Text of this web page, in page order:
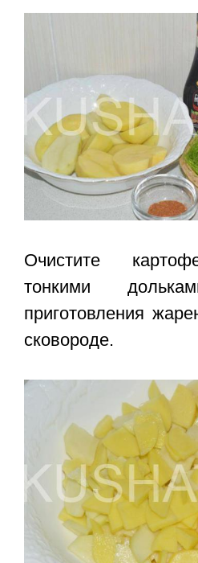
Очистите
тонкими
приготовления
сковороде.